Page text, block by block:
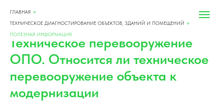
ГЛАВНАЯ »
ТЕХНИЧЕСКОЕ ДИАГНОСТИРОВАНИЕ ОБЪЕКТОВ, ЗДАНИЙ И ПОМЕЩЕНИЙ »
ПОЛЕЗНАЯ ИНФОРМАЦИЯ
Техническое перевооружение
ОПО. Относится ли техническое
перевооружение объекта к
модернизации